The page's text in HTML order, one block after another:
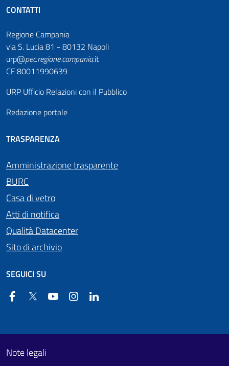
CONTATTI
Regione Campania
via S. Lucia 81 - 80132 Napoli
urp@pec.regione.campania.it
CF 80011990639
URP Ufficio Relazioni con il Pubblico
Redazione portale
TRASPARENZA
Amministrazione trasparente
BURC
Casa di vetro
Atti di notifica
Qualità Datacenter
Sito di archivio
SEGUICI SU
FacebookTwitter YouTube Instagram
Footer First
Useful links section
Note legali